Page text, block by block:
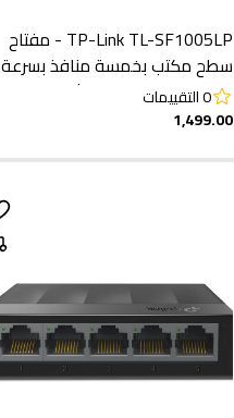
TP-Link TL-SF1005LP - مفتاح
سطح مكتب بخمسة منافذ بسرعة
منافذ PoE
0التقييمات
1,499.00